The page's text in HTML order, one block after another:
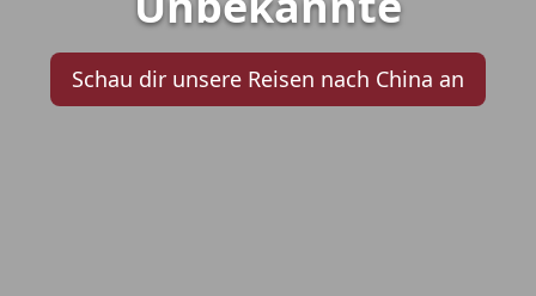
Schau dir unsere Reisen nach China an